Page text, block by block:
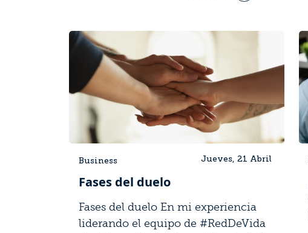
Business Jueves, 21 Abril
Fases del duelo
Fases del duelo En mi experiencia
liderando el equipo de #RedDeVida